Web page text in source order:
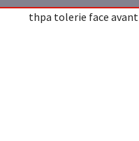
thpa tolerie face avant